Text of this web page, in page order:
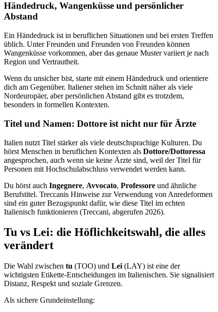
Händedruck, Wangenküsse und persönlicher
Abstand
Ein Händedruck ist in beruflichen Situationen und bei ersten Treffen
üblich. Unter Freunden und Freunden von Freunden können
Wangenküsse vorkommen, aber das genaue Muster variiert je nach
Region und Vertrautheit.
Wenn du unsicher bist, starte mit einem Händedruck und orientiere
dich am Gegenüber. Italiener stehen im Schnitt näher als viele
Nordeuropäer, aber persönlichen Abstand gibt es trotzdem,
besonders in formellen Kontexten.
Titel und Namen: Dottore ist nicht nur für Ärzte
Italien nutzt Titel stärker als viele deutschsprachige Kulturen. Du
hörst Menschen in beruflichen Kontexten als Dottore/Dottoressa
angesprochen, auch wenn sie keine Ärzte sind, weil der Titel für
Personen mit Hochschulabschluss verwendet werden kann.
Du hörst auch Ingegnere, Avvocato, Professore und ähnliche
Berufstitel. Treccanis Hinweise zur Verwendung von Anredeformen
sind ein guter Bezugspunkt dafür, wie diese Titel im echten
Italienisch funktionieren (Treccani, abgerufen 2026).
Tu vs Lei: die Höflichkeitswahl, die alles
verändert
Die Wahl zwischen tu (TOO) und Lei (LAY) ist eine der
wichtigsten Etikette-Entscheidungen im Italienischen. Sie signalisiert
Distanz, Respekt und soziale Grenzen.
Als sichere Grundeinstellung: